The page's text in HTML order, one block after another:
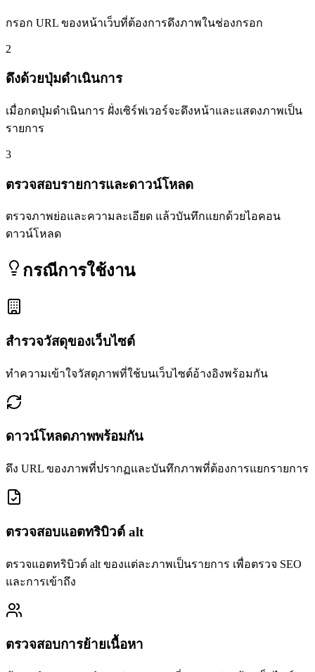
กรอก URL ของหน้าเว็บที่ต้องการดึงภาพในช่องกรอก
2
ดึงด้วยปุ่มดำเนินการ
เมื่อกดปุ่มดำเนินการ ฝั่งเซิร์ฟเวอร์จะดึงหน้าและแสดงภาพเป็น
รายการ
3
ตรวจสอบรายการและดาวน์โหลด
ตรวจภาพย่อและความละเอียด แล้วบันทึกแยกด้วยไอคอน
ดาวน์โหลด
กรณีการใช้งาน
สำรวจวัสดุของเว็บไซต์
ทำความเข้าใจวัสดุภาพที่ใช้บนเว็บไซต์อ้างอิงพร้อมกัน
ดาวน์โหลดภาพพร้อมกัน
ดึง URL ของภาพที่ปรากฏและบันทึกภาพที่ต้องการแยกรายการ
ตรวจสอบแอตทริบิวต์ alt
ตรวจแอตทริบิวต์ alt ของแต่ละภาพเป็นรายการ เพื่อตรวจ SEO
และการเข้าถึง
ตรวจสอบการย้ายเนื้อหา